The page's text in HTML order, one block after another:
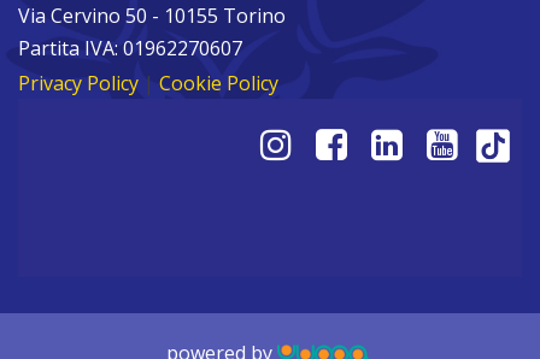
Via Cervino 50 - 10155 Torino
Partita IVA: 01962270607
Privacy Policy | Cookie Policy
powered by